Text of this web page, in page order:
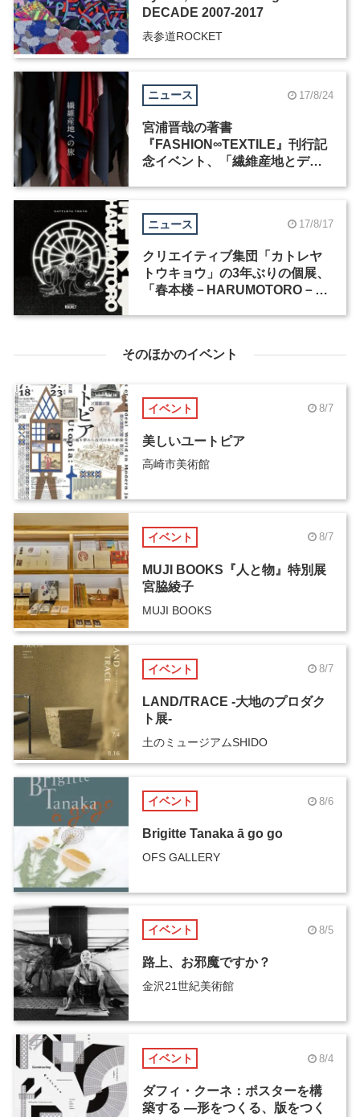
DECADE 2007-2017
表参道ROCKET
ニュース 17/8/24
宮浦晋哉の著書
『FASHION∞TEXTILE』刊行記
念イベント、「繊維産地とデザ
ニュース 17/8/17
クリエイティブ集団「カトレヤ
トウキョウ」の3年ぶりの個展、
「春本楼－HARUMOTORO－」
そのほかのイベント
イベント 8/7
美しいユートピア
高崎市美術館
イベント 8/7
MUJI BOOKS『人と物』特別展
宮脇綾子
MUJI BOOKS
イベント 8/7
LAND/TRACE -大地のプロダク
ト展-
土のミュージアムSHIDO
イベント 8/6
Brigitte Tanaka ā go go
OFS GALLERY
イベント 8/5
路上、お邪魔ですか？
金沢21世紀美術館
イベント 8/4
ダフィ・クーネ：ポスターを構
築する ―形をつくる、版をつく